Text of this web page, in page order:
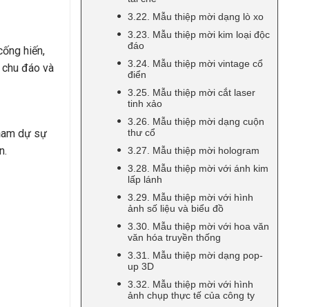
hiến,
đáo và
dự sự
3.22. Mẫu thiệp mời dạng lò xo
3.23. Mẫu thiệp mời kim loại độc
đáo
3.24. Mẫu thiệp mời vintage cổ
điển
3.25. Mẫu thiệp mời cắt laser
tinh xảo
3.26. Mẫu thiệp mời dạng cuộn
thư cổ
3.27. Mẫu thiệp mời hologram
3.28. Mẫu thiệp mời với ánh kim
lấp lánh
3.29. Mẫu thiệp mời với hình
ảnh số liệu và biểu đồ
3.30. Mẫu thiệp mời với hoa văn
văn hóa truyền thống
3.31. Mẫu thiệp mời dạng pop-
up 3D
3.32. Mẫu thiệp mời với hình
ảnh chụp thực tế của công ty